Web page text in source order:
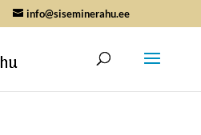
info@siseminerahu.ee